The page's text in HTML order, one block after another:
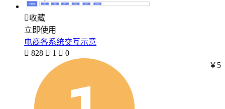
收藏
立即使用
电商各系统交互示意
 828  1  0
￥5